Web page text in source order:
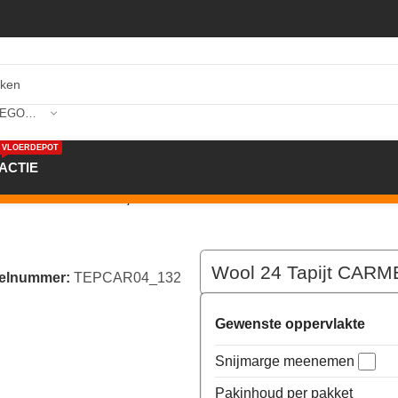
VLOERDEPOT
kleur 132 x 400,0
TEPCAR04_132
Wool 24 Tapijt
Gewenste oppervlakte
Snijmarge meenemen
Pakinhoud per pakket